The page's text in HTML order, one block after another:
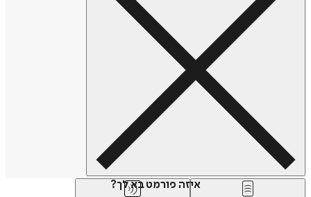
איזה פורמט בא לך?